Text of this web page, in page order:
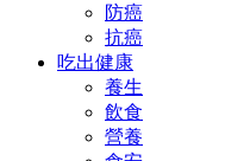
防癌
抗癌
吃出健康
養生
飲食
營養